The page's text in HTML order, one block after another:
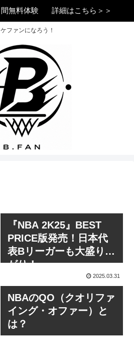
無料体験 詳細はこちら＞＞
ファンになろう！
『NBA 2K25』BEST
PRICE版発売！日本代
表Bリーガーも大盛り上
がり！
2025.03.31
NBAのQO（クオリファ
イング・オファー）と
は？